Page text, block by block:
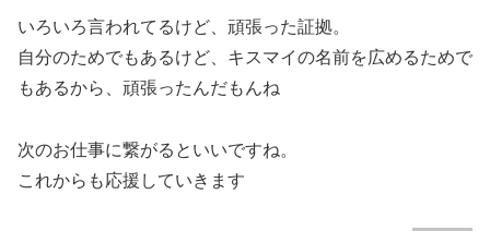
いろいろ言われてるけど、頑張った証拠。
自分のためでもあるけど、キスマイの名前を広めるためで
もあるから、頑張ったんだもんね
次のお仕事に繋がるといいですね。
これからも応援していきます